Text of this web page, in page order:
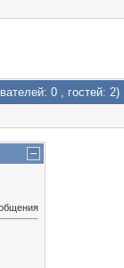
0 , гостей: 2)